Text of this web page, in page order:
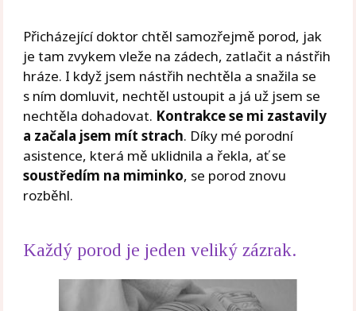
Přicházející doktor chtěl samozřejmě porod, jak
je tam zvykem vleže na zádech, zatlačit a nástřih
hráze. I když jsem nástřih nechtěla a snažila se
s ním domluvit, nechtěl ustoupit a já už jsem se
nechtěla dohadovat. Kontrakce se mi zastavily
a začala jsem mít strach. Díky mé porodní
asistence, která mě uklidnila a řekla, ať se
soustředím na miminko, se porod znovu
rozběhl.
Každý porod je jeden veliký zázrak.